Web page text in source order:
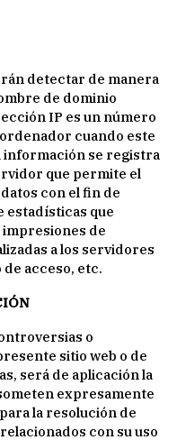
detectar de manera
de dominio
IP es un número
cuando este
información se registra
que permite el
con el fin de
estadísticas que
de
a los servidores
acceso, etc.
o
sitio web o de
será de aplicación la
expresamente
la resolución de
con su uso